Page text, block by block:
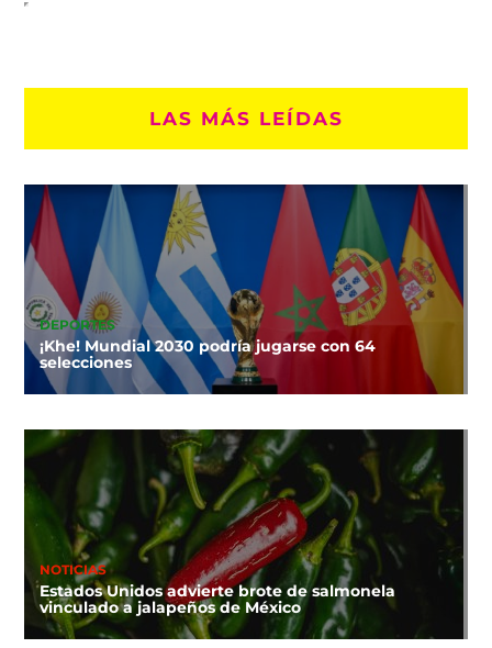
LAS MÁS LEÍDAS
DEPORTES
¡Khe! Mundial 2030 podría jugarse con 64
selecciones
NOTICIAS
Estados Unidos advierte brote de salmonela
vinculado a jalapeños de México